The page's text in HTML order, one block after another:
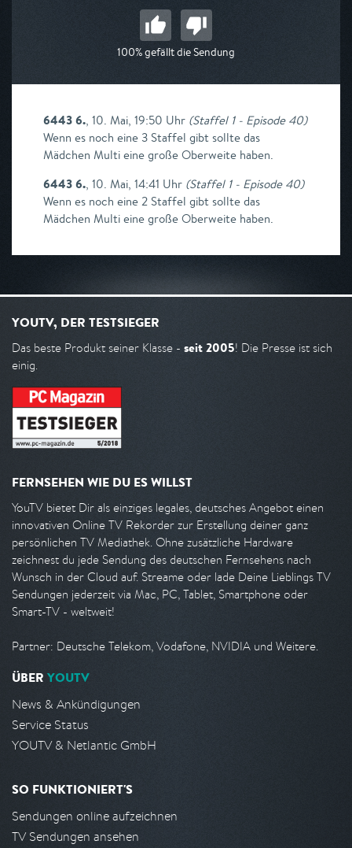
100% gefällt die Sendung
6443 6., 10. Mai, 19:50 Uhr (Staffel 1 - Episode 40)
Wenn es noch eine 3 Staffel gibt sollte das
Mädchen Multi eine große Oberweite haben.
6443 6., 10. Mai, 14:41 Uhr (Staffel 1 - Episode 40)
Wenn es noch eine 2 Staffel gibt sollte das
Mädchen Multi eine große Oberweite haben.
YOUTV, DER TESTSIEGER
Das beste Produkt seiner Klasse - seit 2005! Die Presse ist sich
einig.
FERNSEHEN WIE DU ES WILLST
YouTV bietet Dir als einziges legales, deutsches Angebot einen
innovativen Online TV Rekorder zur Erstellung deiner ganz
persönlichen TV Mediathek. Ohne zusätzliche Hardware
zeichnest du jede Sendung des deutschen Fernsehens nach
Wunsch in der Cloud auf. Streame oder lade Deine Lieblings TV
Sendungen jederzeit via Mac, PC, Tablet, Smartphone oder
Smart-TV - weltweit!
Partner: Deutsche Telekom, Vodafone, NVIDIA und Weitere.
ÜBER YOUTV
News & Ankündigungen
Service Status
YOUTV & Netlantic GmbH
SO FUNKTIONIERT'S
Sendungen online aufzeichnen
TV Sendungen ansehen